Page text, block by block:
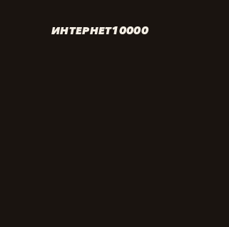
ИНТЕРНЕТ10000